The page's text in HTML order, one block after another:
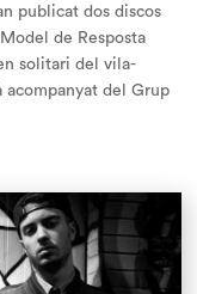
publicat dos discos
de Resposta
solitari del vila-
acompanyat del Grup